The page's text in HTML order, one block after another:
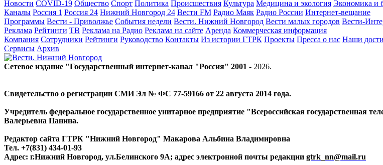
Новости COVID-19 Общество Спорт Политика Происшествия Культура Медицина и экология Экономика и
Каналы Россия 1 Россия 24 Нижний Новгород 24 Вести FM Радио Маяк Радио России Интернет-вещание
Программы Вести - Приволжье События недели Вести. Нижний Новгород Вести малых городов Вести-
Реклама Рейтинги ТВ Реклама на Радио Реклама на сайте Аренда Коммерческая информация
Компания Сотрудники Рейтинги Руководство Контакты Из истории ГТРК Проекты Пресса о нас Наши
Сервисы Архив
Сетевое издание "Государственный интернет-канал "Россия" 2001 - 2026.
Свидетельство о регистрации СМИ Эл № ФС 77-59166 от 22 августа 2014 года.
Учредитель федеральное государственное унитарное предприятие "Всероссийская
Валерьевна Панина.
Редактор сайта ГТРК "Нижний Новгород" Макарова Альбина Владимировна
Тел. +7(831) 434-01-93
Адрес: г.Нижний Новгород, ул.Белинского 9А; адрес электронной почты редакции gtrk_nn@mail.ru